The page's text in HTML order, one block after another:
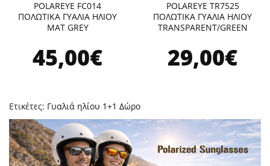
POLAREYE FC014
ΠΟΛΩΤΙΚΑ ΓΥΑΛΙΑ ΗΛΙΟΥ
MAT GREY
45,00€
POLAREYE TR7525
ΠΟΛΩΤΙΚΑ ΓΥΑΛΙΑ ΗΛΙΟΥ
TRANSPARENT/GREEN
29,00€
Ετικέτες: Γυαλιά ηλίου 1+1 Δώρο